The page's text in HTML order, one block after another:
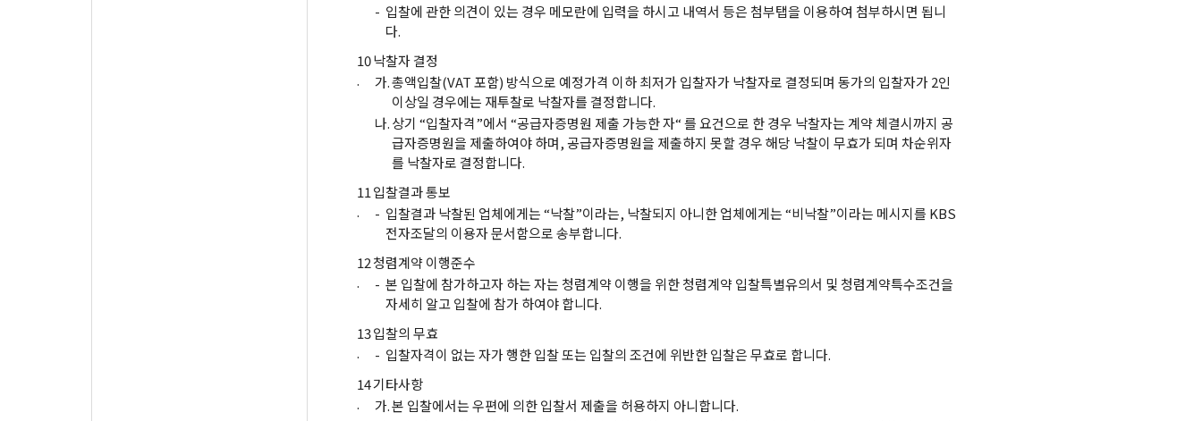
- 입찰에 관한 의견이 있는 경우 메모란에 입력을 하시고 내역서 등은 첨부탭을 이용하여 첨부하시면 됩니
다.
10
.
낙찰자 결정
가.총액입찰(VAT 포함) 방식으로 예정가격 이하 최저가 입찰자가 낙찰자로 결정되며 동가의 입찰자가 2인
이상일 경우에는 재투찰로 낙찰자를 결정합니다.
나.상기 “입찰자격”에서 “공급자증명원 제출 가능한 자“ 를 요건으로 한 경우 낙찰자는 계약 체결시까지 공
급자증명원을 제출하여야 하며, 공급자증명원을 제출하지 못할 경우 해당 낙찰이 무효가 되며 차순위자
를 낙찰자로 결정합니다.
11
.
입찰결과 통보
- 입찰결과 낙찰된 업체에게는 “낙찰”이라는, 낙찰되지 아니한 업체에게는 “비낙찰”이라는 메시지를 KBS
전자조달의 이용자 문서함으로 송부합니다.
12
.
청렴계약 이행준수
- 본 입찰에 참가하고자 하는 자는 청렴계약 이행을 위한 청렴계약 입찰특별유의서 및 청렴계약특수조건을
자세히 알고 입찰에 참가 하여야 합니다.
13
.
입찰의 무효
- 입찰자격이 없는 자가 행한 입찰 또는 입찰의 조건에 위반한 입찰은 무효로 합니다.
14
.
기타사항
가.본 입찰에서는 우편에 의한 입찰서 제출을 허용하지 아니합니다.